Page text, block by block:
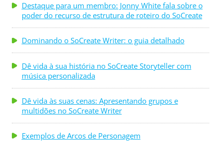
Destaque para um membro: Jonny White fala sobre o
poder do recurso de estrutura de roteiro do SoCreate
Dominando o SoCreate Writer: o guia detalhado
Dê vida à sua história no SoCreate Storyteller com
música personalizada
Dê vida às suas cenas: Apresentando grupos e
multidões no SoCreate Writer
Exemplos de Arcos de Personagem